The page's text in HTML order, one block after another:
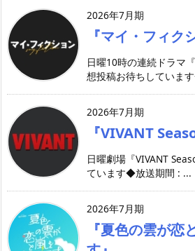
2026年7月期
『マイ・フィク
日曜10時の連続ドラマ
想投稿お待ちしていま
2026年7月期
『VIVANT
日曜劇場『VIVANT
ています◆放送期間 : ...
2026年7月期
『夏色の雲が恋